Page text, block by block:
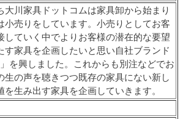
大川家具ドットコムは家具卸から始まり
小売りをしています。小売りとしてお客
していく中でよりお客様の潜在的な要望
す家具を企画したいと思い自社ブランド
」を興しました。これからも別注などでお
生の声を聴きつつ既存の家具にない新し
を生み出す家具を企画していきます。